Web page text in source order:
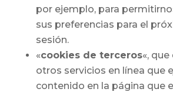
por ejemplo, para
sus preferencias para el
sesión.
«cookies de terceros«,
otros servicios en línea que
contenido en la página que